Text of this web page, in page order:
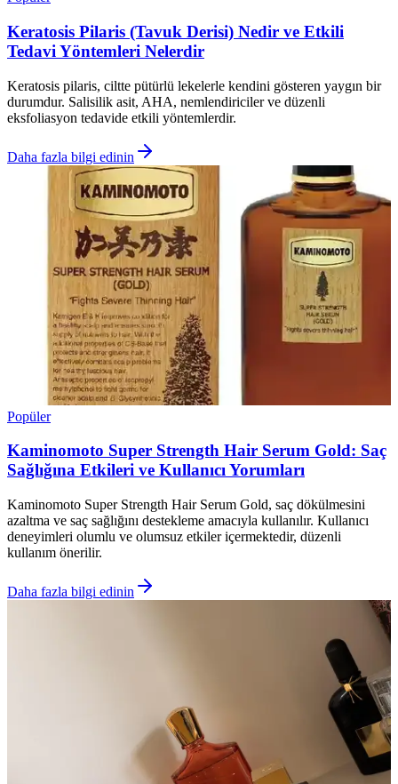
Keratosis Pilaris (Tavuk Derisi) Nedir ve Etkili
Tedavi Yöntemleri Nelerdir
Keratosis pilaris, ciltte pütürlü lekelerle kendini gösteren yaygın bir
durumdur. Salisilik asit, AHA, nemlendiriciler ve düzenli
eksfoliasyon tedavide etkili yöntemlerdir.
Daha fazla bilgi edinin
Popüler
Kaminomoto Super Strength Hair Serum Gold: Saç
Sağlığına Etkileri ve Kullanıcı Yorumları
Kaminomoto Super Strength Hair Serum Gold, saç dökülmesini
azaltma ve saç sağlığını destekleme amacıyla kullanılır. Kullanıcı
deneyimleri olumlu ve olumsuz etkiler içermektedir, düzenli
kullanım önerilir.
Daha fazla bilgi edinin